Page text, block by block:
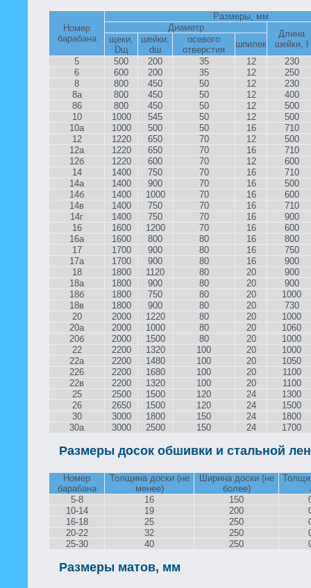
Номер
барабана
Размеры, мм
Диаметр
Длина
шейки, l
щеки,
Dщ
шейки,
dш
осевого
отверстия
шпилек
5
500 200 35 12
230
6
600 200 35 12
250
8
800 450 50 12
230
8а
800 450 50 12
400
86
800 450 50 12
500
10
1000 545 50 12
500
10а
1000 500 50 16
710
12
1220 650 70 12
500
12а
1220 650 70 16
710
12б
1220 600 70 12
600
14
1400 750 70 16
710
14а
1400 900 70 16
500
14б
1400 1000 70 16
600
14в
1400 750 70 16
710
14г
1400 750 70 16
900
16
1600 1200 70 16
600
16а
1600 800 80 16
800
17
1700 900 80 16
750
17а
1700 900 80 16
900
18
1800 1120 80 20
900
18а
1800 900 80 20
900
18б
1800 750 80 20
1000
18в
1800 900 80 20
730
20
2000 1220 80 20
1000
20а
2000 1000 80 20
1060
20б
2000 1500 80 20
1000
22
2200 1320 100 20
1000
22а
2200 1480 100 20
1050
226
2200 1680 100 20
1100
22в
2200 1320 100 20
1100
25
2500 1500 120 24
1300
26
2650 1500 120 24
1500
30
3000 1800 150 24
1800
30а
3000 2500 150 24 1700
Размеры досок обшивки и стальной
Номер
барабана
Толщина доски (не
менее)
Ширина доски (не
более)
5-8
16 150
10-14
19 200
16-18
25 250
20-22
32 250
25-30
40 250
Размеры матов, мм